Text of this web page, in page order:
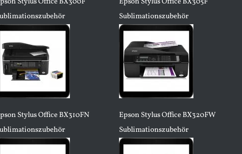
Sublimationszubehör
Stylus Office BX310FN
Epson Stylus Office BX320FW
Sublimationszubehör